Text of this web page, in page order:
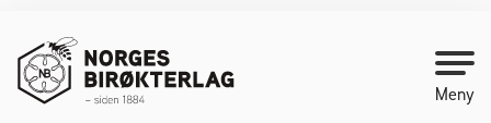
Meny